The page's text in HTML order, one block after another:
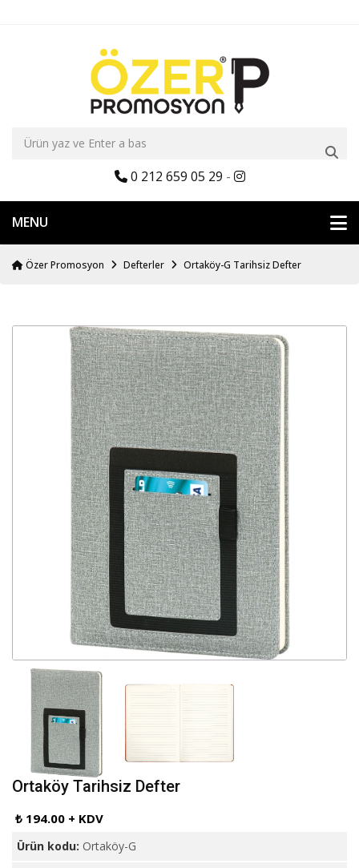
0 212 659 05 29 -
MENU
Özer Promosyon Defterler Ortaköy-G Tarihsiz Defter
Ortaköy Tarihsiz Defter
₺ 194.00 + KDV
Ürün kodu: Ortaköy-G